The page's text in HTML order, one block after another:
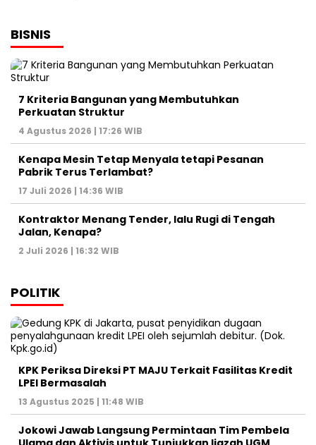
BISNIS
7 Kriteria Bangunan yang Membutuhkan
Perkuatan Struktur
4 Agustus 2026 | 17:26 WIB
Kenapa Mesin Tetap Menyala tetapi Pesanan
Pabrik Terus Terlambat?
17 Juli 2026 | 14:36 WIB
Kontraktor Menang Tender, lalu Rugi di Tengah
Jalan, Kenapa?
2 Juli 2026 | 16:32 WIB
POLITIK
KPK Periksa Direksi PT MAJU Terkait Fasilitas Kredit
LPEI Bermasalah
13 Agustus 2025 | 11:48 WIB
Jokowi Jawab Langsung Permintaan Tim Pembela